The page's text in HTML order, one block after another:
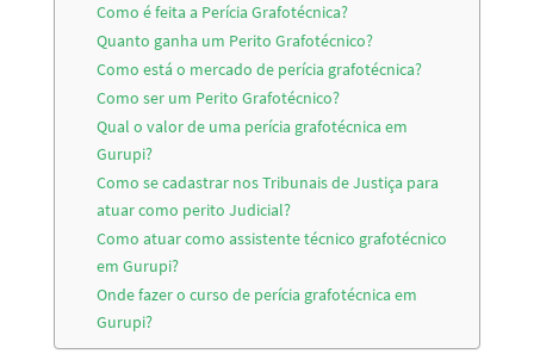
Como é feita a Perícia Grafotécnica?
Quanto ganha um Perito Grafotécnico?
Como está o mercado de perícia grafotécnica?
Como ser um Perito Grafotécnico?
Qual o valor de uma perícia grafotécnica em
Gurupi?
Como se cadastrar nos Tribunais de Justiça para
atuar como perito Judicial?
Como atuar como assistente técnico grafotécnico
em Gurupi?
Onde fazer o curso de perícia grafotécnica em
Gurupi?